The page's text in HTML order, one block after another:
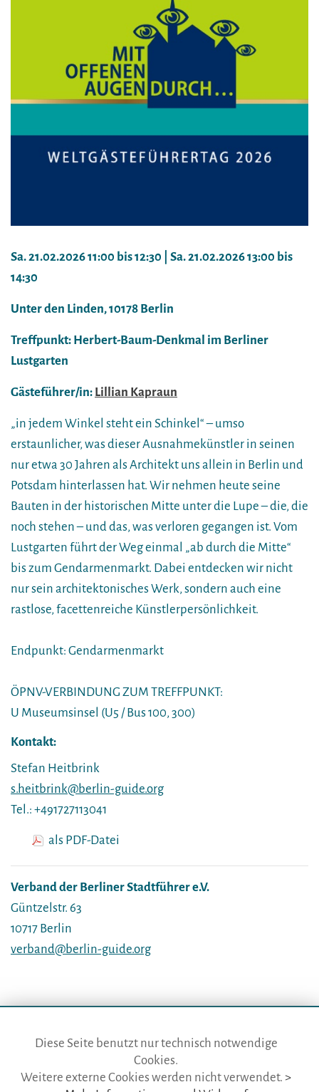
Sa. 21.02.2026 11:00 bis 12:30 | Sa. 21.02.2026 13:00 bis
14:30
Unter den Linden, 10178 Berlin
Treffpunkt: Herbert-Baum-Denkmal im Berliner
Lustgarten
Gästeführer/in: Lillian Kapraun
„in jedem Winkel steht ein Schinkel“ – umso
erstaunlicher, was dieser Ausnahmekünstler in seinen
nur etwa 30 Jahren als Architekt uns allein in Berlin und
Potsdam hinterlassen hat. Wir nehmen heute seine
Bauten in der historischen Mitte unter die Lupe – die, die
noch stehen – und das, was verloren gegangen ist. Vom
Lustgarten führt der Weg einmal „ab durch die Mitte“
bis zum Gendarmenmarkt. Dabei entdecken wir nicht
nur sein architektonisches Werk, sondern auch eine
rastlose, facettenreiche Künstlerpersönlichkeit.
Endpunkt: Gendarmenmarkt
ÖPNV-VERBINDUNG ZUM TREFFPUNKT:
U Museumsinsel (U5 / Bus 100, 300)
Kontakt:
Stefan Heitbrink
s.heitbrink@berlin-guide.org
Tel.: +491727113041
als PDF-Datei
Verband der Berliner Stadtführer e.V.
Güntzelstr. 63
10717 Berlin
verband@berlin-guide.org
die gästeführer · vertr. durch BVGD · Gustav-Adolf-Str. 33 · D-90439
Diese Seite benutzt nur technisch notwendige
Cookies.
Weitere externe Cookies werden nicht verwendet. >